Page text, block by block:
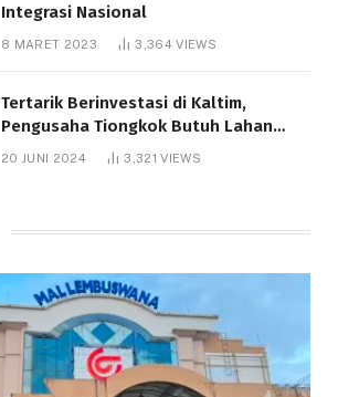
Integrasi Nasional
8 MARET 2023 3,364VIEWS
Tertarik Berinvestasi di Kaltim,
Pengusaha Tiongkok Butuh Lahan
1.000 Hektare
20 JUNI 2024 3,321VIEWS